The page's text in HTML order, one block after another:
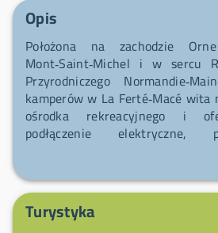
Opis
Położona na zachodzie
Mont‑Saint‑Michel i w sercu
Przyrodniczego
kamperów w La Ferté‑Macé wita
ośrodka rekreacyjnego i
podłączenie elektryczne,
zaopatrzenie w wodę. Masz
dostęp do zbiornika wodnego
ha, w tym 28 ha wody) oraz
okrążającą jezioro na około
(kwiecień‑październik) czeka
Turystyka